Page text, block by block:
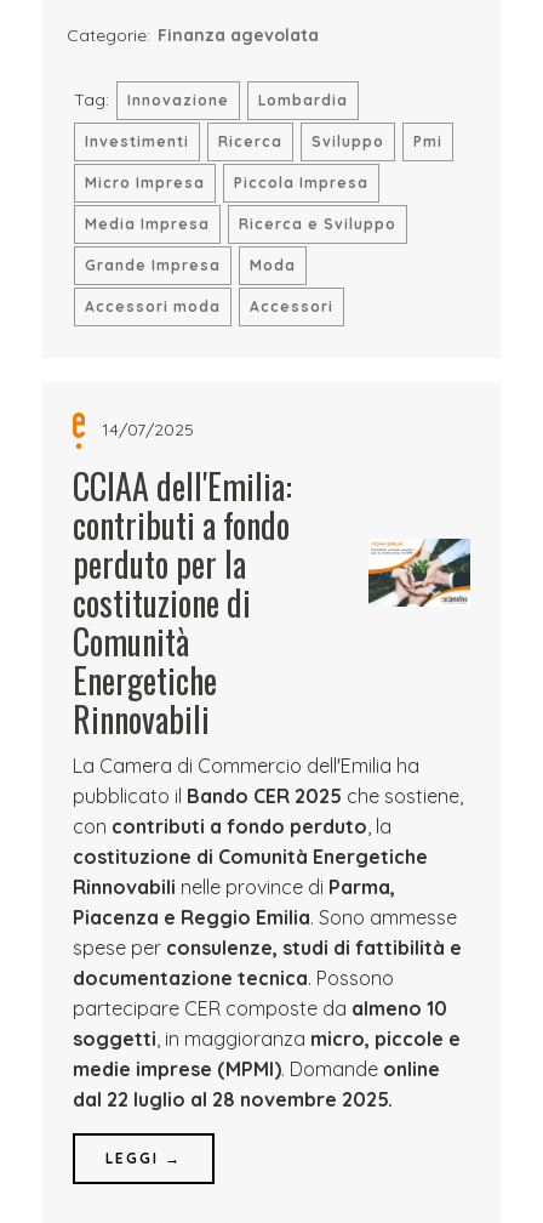
Categorie: Finanza agevolata
Tag: Innovazione Lombardia
Investimenti Ricerca Sviluppo Pmi
Micro Impresa Piccola Impresa
Media Impresa Ricerca e Sviluppo
Grande Impresa Moda
Accessori moda Accessori
14/07/2025
CCIAA dell'Emilia:
contributi a fondo
perduto per la
costituzione di
Comunità
Energetiche
Rinnovabili
La Camera di Commercio dell'Emilia ha
pubblicato il Bando CER 2025 che sostiene,
con contributi a fondo perduto, la
costituzione di Comunità Energetiche
Rinnovabili nelle province di Parma,
Piacenza e Reggio Emilia. Sono ammesse
spese per consulenze, studi di fattibilità e
documentazione tecnica. Possono
partecipare CER composte da almeno 10
soggetti, in maggioranza micro, piccole e
medie imprese (MPMI). Domande online
dal 22 luglio al 28 novembre 2025.
LEGGI →